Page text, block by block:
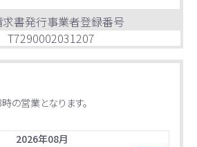
書発行事業者登録番号
T7290002031207
の営業となります。
2026年08月